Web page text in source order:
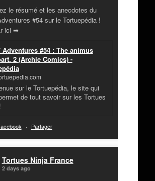
le résumé et les anecdotes du
#54 sur le Tortuepédia !
ici ➡
Adventures #54 : The animus
2 (Archie Comics) -
sur le Tortuepédia, le site qui
de tout savoir sur les Tortues
· Partager
Tortues Ninja France
2 days ago